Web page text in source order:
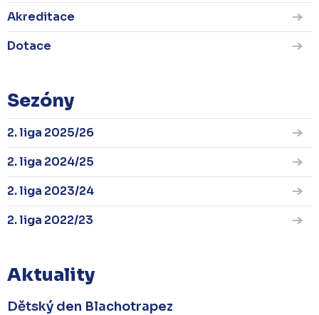
Akreditace
Dotace
Sezóny
2. liga 2025/26
2. liga 2024/25
2. liga 2023/24
2. liga 2022/23
Aktuality
Dětský den Blachotrapez